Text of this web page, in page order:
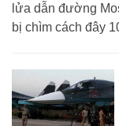
lửa dẫn đường
bị chìm cách đây